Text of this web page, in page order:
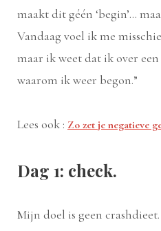
maakt dit géén ‘begin’...
Vandaag voel ik me
maar ik weet dat ik over een
waarom ik weer begon.”
Lees ook : Zo zet je negatieve
Dag 1: check.
Mijn doel is geen